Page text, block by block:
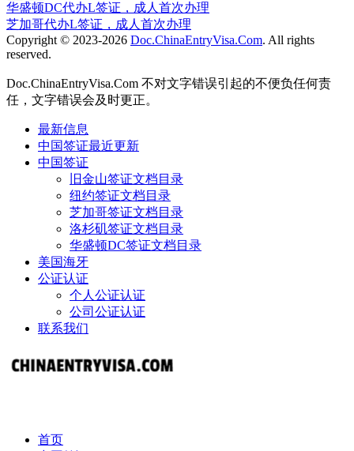
华盛顿DC代办L签证，成人首次办理
芝加哥代办L签证，成人首次办理
Copyright © 2023-2026 Doc.ChinaEntryVisa.Com. All rights
reserved.
Doc.ChinaEntryVisa.Com 不对文字错误引起的不便负任何责
任，文字错误会及时更正。
最新信息
中国签证最近更新
中国签证
旧金山签证文档目录
纽约签证文档目录
芝加哥签证文档目录
洛杉矶签证文档目录
华盛顿DC签证文档目录
美国海牙
公证认证
个人公证认证
公司公证认证
联系我们
首页